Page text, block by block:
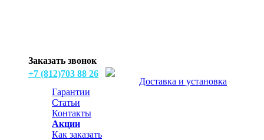
Заказать звонок
+7 (812)703 88 26
Доставка и установка
Гарантии
Статьи
Контакты
Акции
Как заказать